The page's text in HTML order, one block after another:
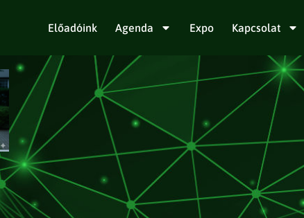
Előadóink Agenda Expo Kapcsolat